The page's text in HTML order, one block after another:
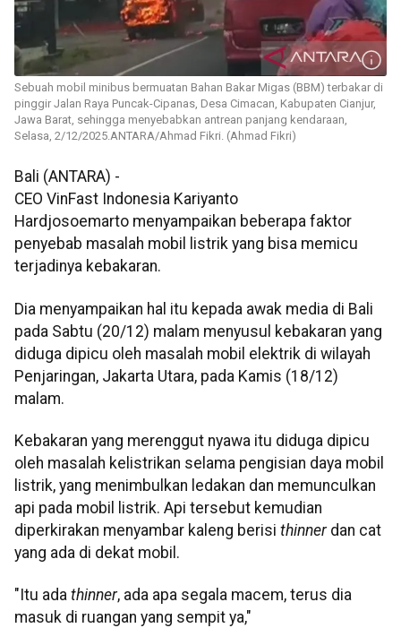
Sebuah mobil minibus bermuatan Bahan Bakar Migas (BBM) terbakar di
pinggir Jalan Raya Puncak-Cipanas, Desa Cimacan, Kabupaten Cianjur,
Jawa Barat, sehingga menyebabkan antrean panjang kendaraan,
Selasa, 2/12/2025.ANTARA/Ahmad Fikri. (Ahmad Fikri)
Bali (ANTARA) -
CEO VinFast Indonesia Kariyanto
Hardjosoemarto menyampaikan beberapa faktor
penyebab masalah mobil listrik yang bisa memicu
terjadinya kebakaran.
Dia menyampaikan hal itu kepada awak media di Bali
pada Sabtu (20/12) malam menyusul kebakaran yang
diduga dipicu oleh masalah mobil elektrik di wilayah
Penjaringan, Jakarta Utara, pada Kamis (18/12)
malam.
Kebakaran yang merenggut nyawa itu diduga dipicu
oleh masalah kelistrikan selama pengisian daya mobil
listrik, yang menimbulkan ledakan dan memunculkan
api pada mobil listrik. Api tersebut kemudian
diperkirakan menyambar kaleng berisi thinnerdan cat
yang ada di dekat mobil.
"Itu ada thinner, ada apa segala macem, terus dia
masuk di ruangan yang sempit ya,"